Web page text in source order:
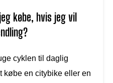
købe, hvis jeg vil
cyklen til daglig
købe en citybike eller en